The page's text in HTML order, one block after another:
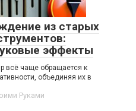
из старых
эффекты
всё чаще обращается к
объединяя их в
Руками